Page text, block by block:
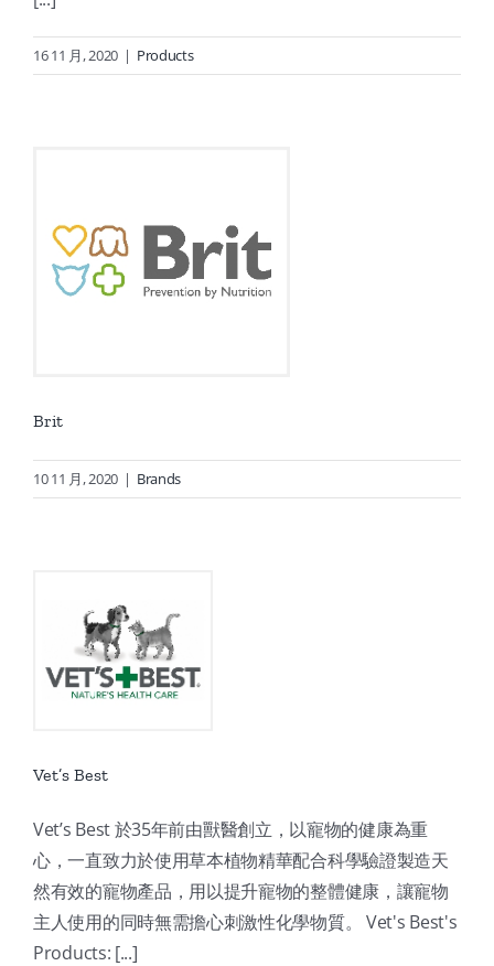
16 11 月, 2020 | Products
Brit
10 11 月, 2020 | Brands
Vet’s Best
Vet’s Best 於35年前由獸醫創立，以寵物的健康為重
心，一直致力於使用草本植物精華配合科學驗證製造天
然有效的寵物產品，用以提升寵物的整體健康，讓寵物
主人使用的同時無需擔心刺激性化學物質。 Vet's Best's
Products: [...]